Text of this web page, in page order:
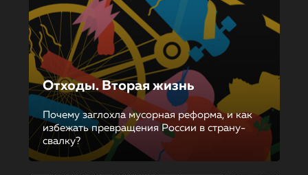
Отходы. Вторая жизнь
Почему заглохла мусорная реформа, и как
избежать превращения России в страну-
свалку?